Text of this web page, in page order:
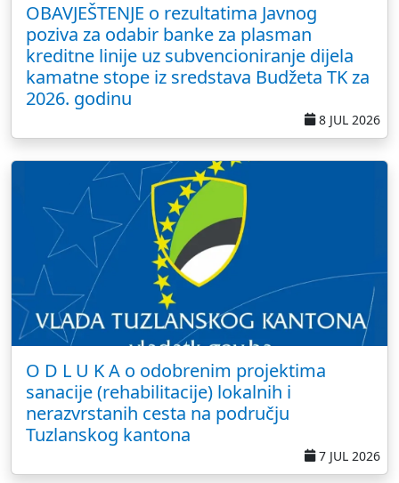
OBAVJEŠTENJE o rezultatima Javnog
poziva za odabir banke za plasman
kreditne linije uz subvencioniranje dijela
kamatne stope iz sredstava Budžeta TK za
2026. godinu
8 JUL 2026
O D L U K A o odobrenim projektima
sanacije (rehabilitacije) lokalnih i
nerazvrstanih cesta na području
Tuzlanskog kantona
7 JUL 2026